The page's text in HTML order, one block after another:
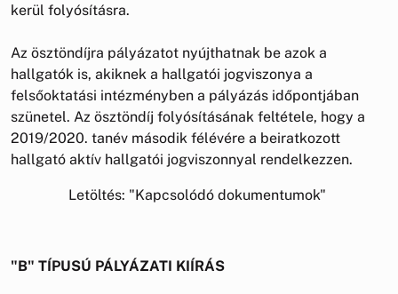
kerül folyósításra.
Az ösztöndíjra pályázatot nyújthatnak be azok a
hallgatók is, akiknek a hallgatói jogviszonya a
felsőoktatási intézményben a pályázás időpontjában
szünetel. Az ösztöndíj folyósításának feltétele, hogy a
2019/2020. tanév második félévére a beiratkozott
hallgató aktív hallgatói jogviszonnyal rendelkezzen.
Letöltés: "Kapcsolódó dokumentumok"
"B" TÍPUSÚ PÁLYÁZATI KIÍRÁS